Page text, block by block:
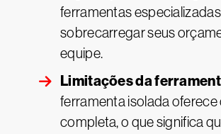
ferramentas
sobrecarregar seus
equipe.
Limitações da
ferramenta isolada
completa, o que significa